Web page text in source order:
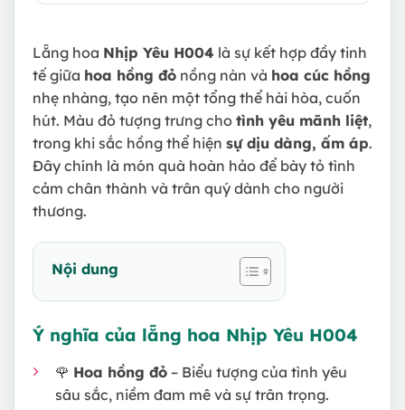
Lẵng hoa Nhịp Yêu H004 là sự kết hợp đầy tinh
tế giữa hoa hồng đỏ nồng nàn và hoa cúc hồng
nhẹ nhàng, tạo nên một tổng thể hài hòa, cuốn
hút. Màu đỏ tượng trưng cho tình yêu mãnh liệt,
trong khi sắc hồng thể hiện sự dịu dàng, ấm áp.
Đây chính là món quà hoàn hảo để bày tỏ tình
cảm chân thành và trân quý dành cho người
thương.
Nội dung
Ý nghĩa của lẵng hoa Nhịp Yêu H004
🌹 Hoa hồng đỏ – Biểu tượng của tình yêu
sâu sắc, niềm đam mê và sự trân trọng.